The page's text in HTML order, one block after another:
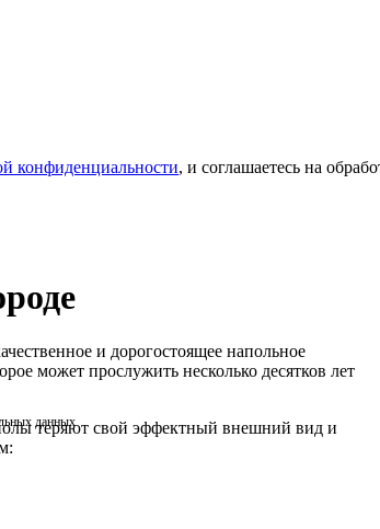
конфиденциальности, и соглашаетесь на
данных
и дорогостоящее напольное
может прослужить несколько десятков лет
теряют свой эффектный внешний вид и